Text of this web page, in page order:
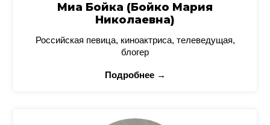
Миа Бойка (Бойко Мария
Николаевна)
Российская певица, киноактриса, телеведущая,
блогер
Подробнее →